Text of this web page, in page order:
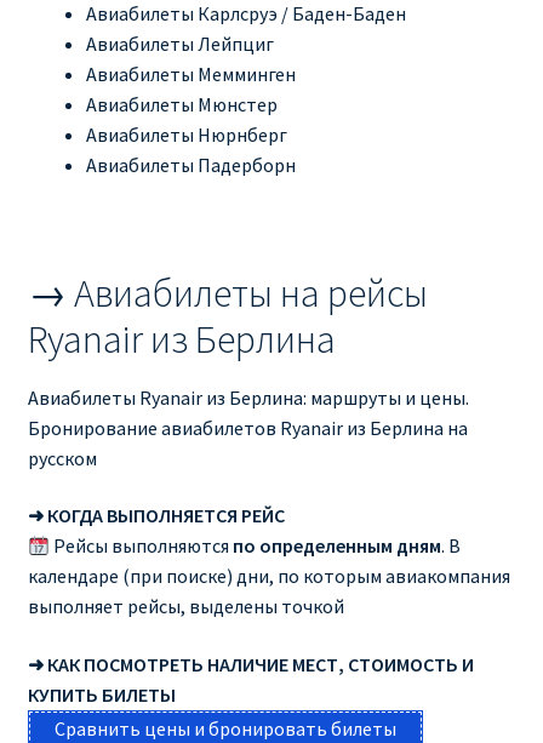
RYANAIR ПОДГОРИЦА, ЧЕРНОГОРИЯ
Ryanair Польша
RYANAIR ПОРТУГАЛИЯ
Ryanair Россия
RYANAIR ТЕЛЬ-АВИВ, ЭЙЛАТ, ИЗРАИЛЬ
RYANAIR УКРАИНА | АВИАБИЛЕТЫ ОТ €15
Херсона от € 15
RYANAIR.COM НА РУССКОМ – кнфтфшкюсщь
АВИАБИЛЕТЫ RYANAIR ОТ € 12
Авиабилеты Карлсруэ / Баден-Баден
Авиабилеты Лейпциг
Авиабилеты Мемминген
Авиабилеты Мюнстер
Авиабилеты Нюрнберг
Авиабилеты Падерборн
→ Авиабилеты на рейсы
Ryanair из Берлина
Авиабилеты Ryanair из Берлина: маршруты и цены.
Бронирование авиабилетов Ryanair из Берлина на
русском
➜ КОГДА ВЫПОЛНЯЕТСЯ РЕЙС
Рейсы выполняются по определенным дням. В
календаре (при поиске) дни, по которым авиакомпания
выполняет рейсы, выделены точкой
➜ КАК ПОСМОТРЕТЬ НАЛИЧИЕ МЕСТ, СТОИМОСТЬ И
КУПИТЬ БИЛЕТЫ
Сравнить цены и бронировать билеты